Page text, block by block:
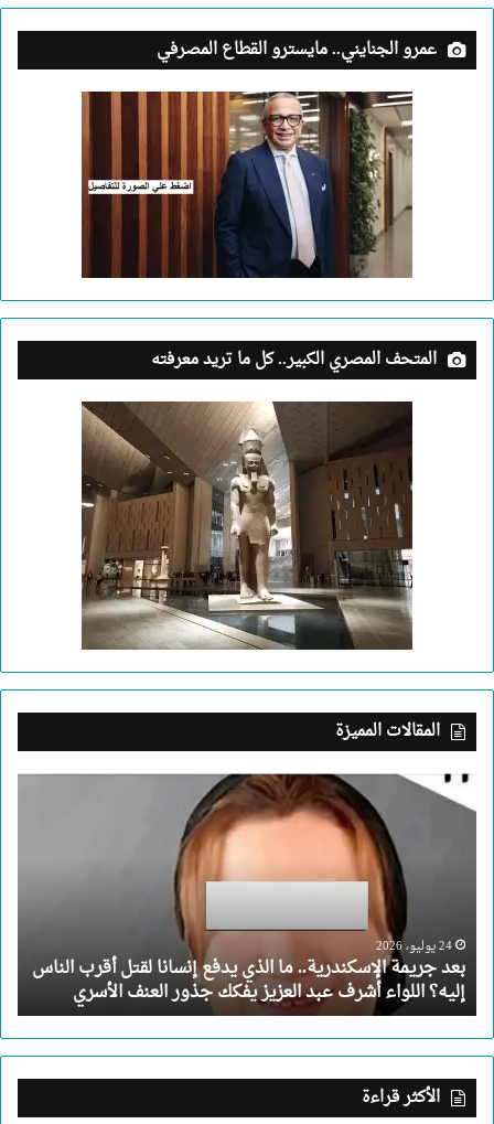
عمرو الجنايني.. مايسترو القطاع المصرفي
المتحف المصري الكبير.. كل ما تريد معرفته
المقالات المميزة
بعد
جريمة
لقتل
أقرب
الناس
إليه؟
اللواء
أشرف
عبد
العزيز
24 يوليو، 2026
بعد جريمة الإسكندرية.. ما الذي يدفع إنسانا لقتل أقرب الناس
إليه؟ اللواء أشرف عبد العزيز يفكك جذور العنف الأسري
الأكثر قراءة